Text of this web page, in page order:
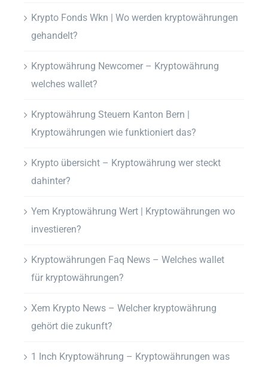
Krypto Fonds Wkn | Wo werden kryptowährungen
gehandelt?
Kryptowährung Newcomer – Kryptowährung
welches wallet?
Kryptowährung Steuern Kanton Bern |
Kryptowährungen wie funktioniert das?
Krypto übersicht – Kryptowährung wer steckt
dahinter?
Yem Kryptowährung Wert | Kryptowährungen wo
investieren?
Kryptowährungen Faq News – Welches wallet
für kryptowährungen?
Xem Krypto News – Welcher kryptowährung
gehört die zukunft?
1 Inch Kryptowährung – Kryptowährungen was